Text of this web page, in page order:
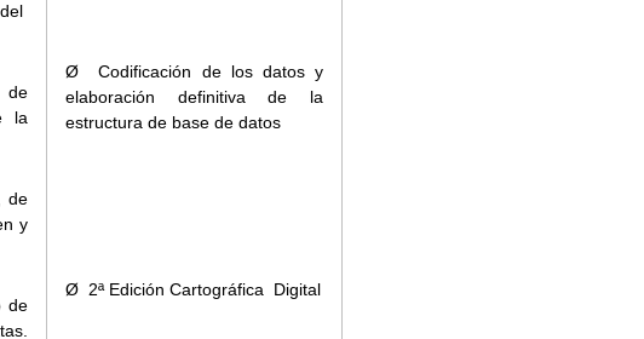
la
de
y
de
Ø Codificación de los datos y
elaboración definitiva de la
estructura de base de datos
Ø 2ª Edición Cartográfica Digital